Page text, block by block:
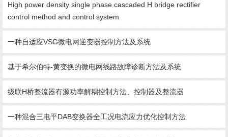
High power density single phase cascaded H bridge rectifier
control method and control system
一种自适应VSG微电网逆变器控制方法及系统
基于希尔伯特-黄变换的微电网线路故障诊断方法及系统
级联H桥整流器有源功率解耦控制方法、控制器及整流器
一种混合三电平DAB变换器全工况电流应力优化控制方法